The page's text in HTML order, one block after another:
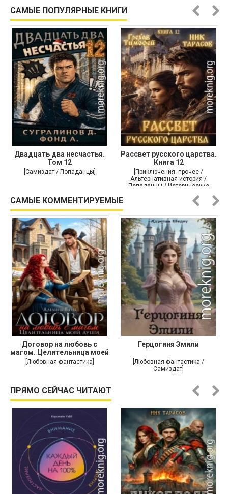
САМЫЕ ПОПУЛЯРНЫЕ КНИГИ
Двадцать два несчастья.
Том 12
[Самиздат / Попаданцы]
Рассвет русского царства.
Книга 12
[Приключения: прочее /
Альтернативная история /
Попаданцы / Исторические
САМЫЕ КОММЕНТИРУЕМЫЕ
Договор на любовь с
магом. Целительница моей
души
[Любовная фантастика]
Герцогиня Эмили
[Любовная фантастика /
Самиздат]
ПРЯМО СЕЙЧАС ЧИТАЮТ